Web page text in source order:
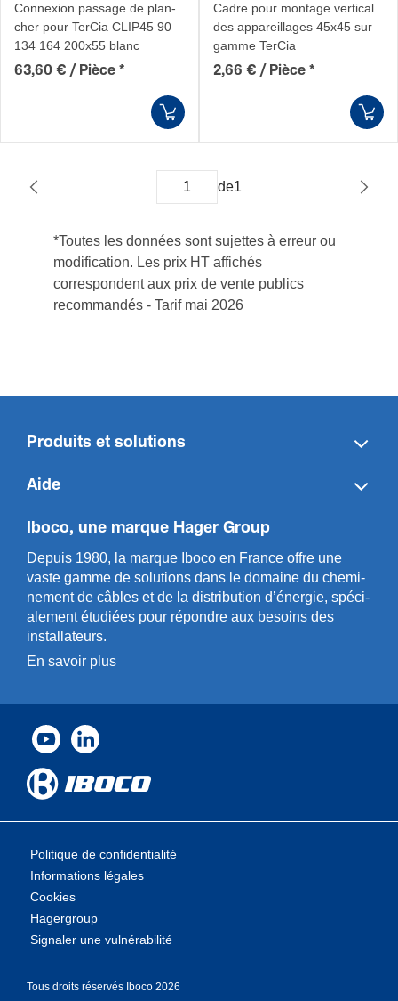
Connexion passage de plan­
cher pour TerCia CLIP45 90
134 164 200x55 blanc
63,60 € / Pièce *
Cadre pour montage vertical
des appareillages 45x45 sur
gamme TerCia
2,66 € / Pièce *
de1
*Toutes les données sont sujettes à erreur ou
modification. Les prix HT affichés
correspondent aux prix de vente publics
recommandés - Tarif mai 2026
Produits et solutions
Aide
Iboco, une marque Hager Group
Depuis 1980, la marque Iboco en France offre une
vaste gamme de solut­ions dans le domaine du chemi­
n­ement de câbles et de la distri­bution d’énergie, spéci­
a­l­ement étudiées pour répondre aux besoins des
installa­teurs.
En savoir plus
Politique de confidentialité
Informations légales
Cookies
Hagergroup
Signaler une vulnérabilité
Tous droits rése­rvés Iboco 2026